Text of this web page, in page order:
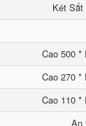
Két Sắt
Cao 500 *
Cao 270 *
Cao 110 *
An